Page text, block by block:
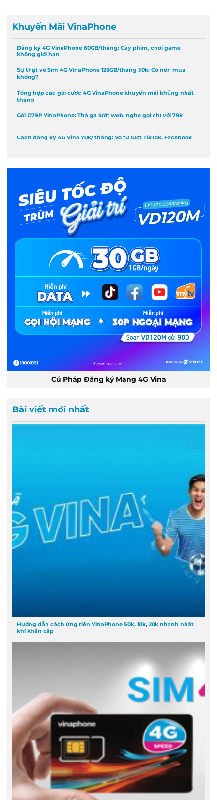
Khuyến Mãi VinaPhone
Đăng ký 4G VinaPhone 60GB/tháng: Cày phim, chơi game
không giới hạn
Sự thật về Sim 4G VinaPhone 120GB/tháng 50k: Có nên mua
không?
Tổng hợp các gói cước 4G VinaPhone khuyến mãi khủng nhất
tháng
Gói D79P VinaPhone: Thả ga lướt web, nghe gọi chỉ với 79k
Cách đăng ký 4G Vina 70k/ tháng: Vô tư lướt TikTok, Facebook
Cú Pháp Đăng ký Mạng 4G Vina
Bài viết mới nhất
Hướng dẫn cách ứng tiền VinaPhone 50k, 10k, 20k nhanh nhất
khi khẩn cấp